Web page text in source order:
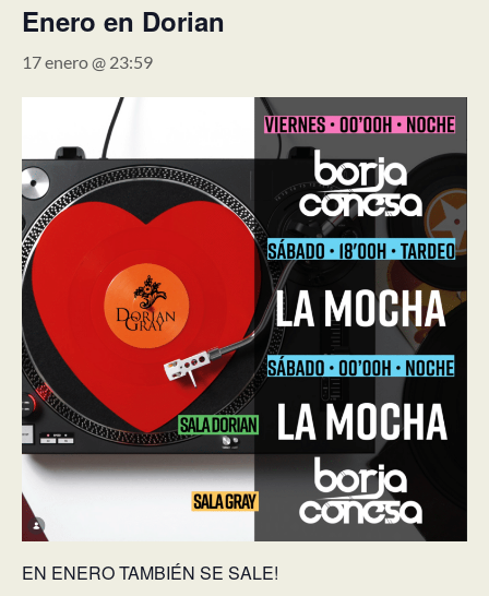
Enero en Dorian
17 enero @ 23:59
EN ENERO TAMBIÉN SE SALE!